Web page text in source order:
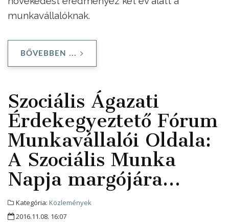
munkavállalóknak.
BŐVEBBEN ...
Szociális Ágazati
Érdekegyeztető Fórum
Munkavállalói Oldala:
A Szociális Munka
Napja margójára…
Kategória: Közlemények
2016.11.08. 16:07